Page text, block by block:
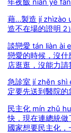
年夜飯 nián yè
藉...製造 jí zhìzào
造不在場的證明 2
談戀愛 tán liàn ài
戀愛的時候，沒
店逛逛，沒能力
急診室 jí zhěn shì
定要先送到醫院的
民主化 mín zhǔ
快，現在連總統
國家想要民主化